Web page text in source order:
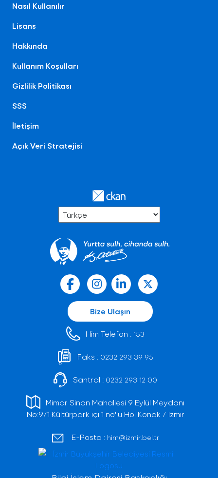
Nasıl Kullanılır
Lisans
Hakkında
Kullanım Koşulları
Gizlilik Politikası
SSS
İletişim
Açık Veri Stratejisi
Bize Ulaşın
Him Telefon : 153
Faks : 0232 293 39 95
Santral : 0232 293 12 00
Mimar Sinan Mahallesi 9 Eylül Meydanı
No:9/1 Kültürpark içi 1 no'lu Hol Konak / İzmir
E-Posta : him@izmir.bel.tr